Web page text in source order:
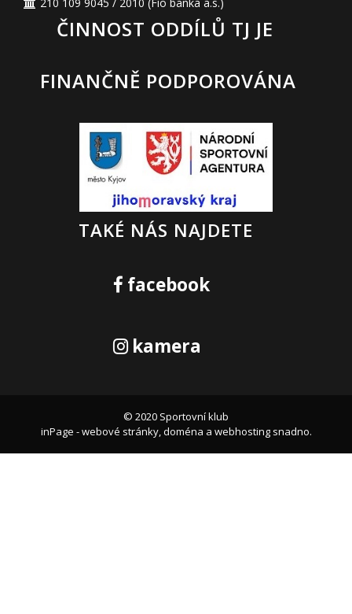
ČINNOST ODDÍLŮ TJ JE
FINANČNĚ PODPOROVÁNA
TAKÉ NÁS NAJDETE
facebook
kamera
© 2020 Sportovní klub
inPage -webové stránky,doména a webhostingsnadno.